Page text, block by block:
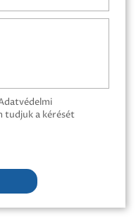
tudjuk a kérését